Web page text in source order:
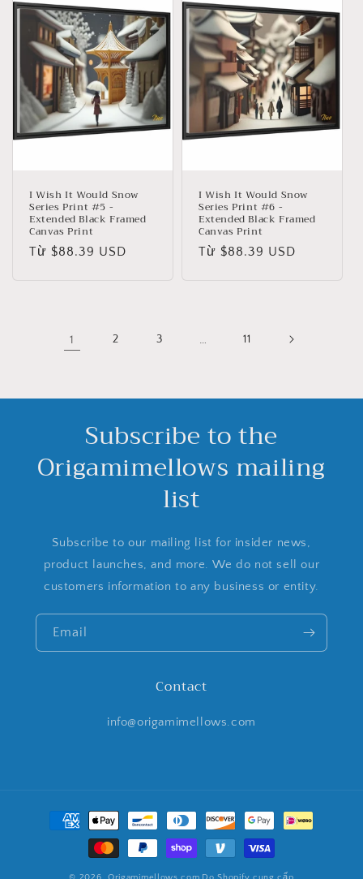
I Wish It Would Snow
Series Print #5 -
Extended Black Framed
Canvas Print
Giá
Từ $88.39 USD
I Wish It Would Snow
Series Print #6 -
Extended Black Framed
Canvas Print
Giá
Từ $88.39 USD
1 2 3 … 11
Subscribe to the
Origamimellows mailing
list
Subscribe to our mailing list for insider news,
product launches, and more. We do not sell our
customers information to any business or entity.
Email
Contact
info@origamimellows.com
Phương